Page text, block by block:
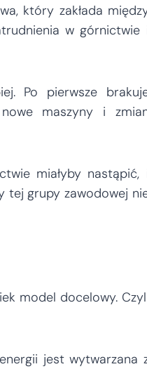
który zakłada
w górnictwie
Po pierwsze
maszyny i
miałyby nastąpić,
tej grupy zawodowej
model docelowy.
jest wytwarzana